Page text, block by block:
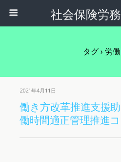
社会保険労
タグ › 労
2021年4月11日
働き方改革推進支援
働時間適正管理推進